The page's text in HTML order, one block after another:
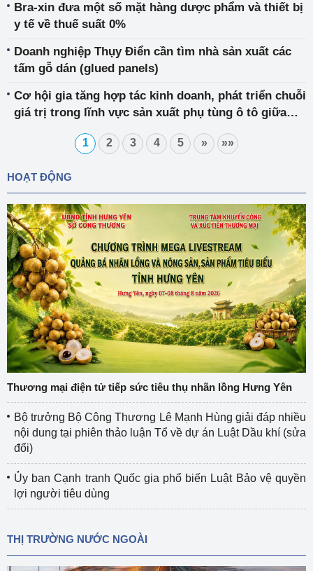
Bra-xin đưa một số mặt hàng dược phẩm và thiết bị
y tế về thuế suất 0%
Doanh nghiệp Thụy Điển cần tìm nhà sản xuất các
tấm gỗ dán (glued panels)
Cơ hội gia tăng hợp tác kinh doanh, phát triển chuỗi
giá trị trong lĩnh vực sản xuất phụ tùng ô tô giữa
1 2 3 4 5 » »»
HOẠT ĐỘNG
Thương mại điện tử tiếp sức tiêu thụ nhãn lồng Hưng Yên
Bộ trưởng Bộ Công Thương Lê Mạnh Hùng giải đáp nhiều
nội dung tại phiên thảo luận Tổ về dự án Luật Dầu khí (sửa
đổi)
Ủy ban Cạnh tranh Quốc gia phổ biến Luật Bảo vệ quyền
lợi người tiêu dùng
THỊ TRƯỜNG NƯỚC NGOÀI